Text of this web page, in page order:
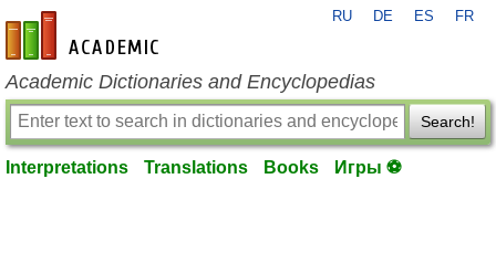
en-academic.com
RU DE ES FR
Academic Dictionaries and Encyclopedias
Search!
Interpretations Translations Books Игры ⚽